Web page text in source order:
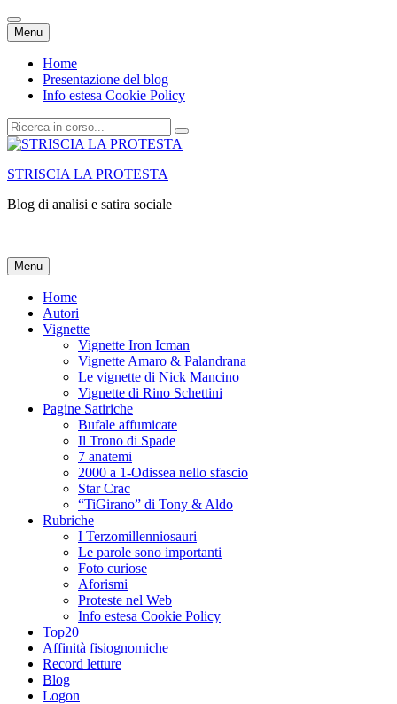
Menu Vai
al
contenuto
Home
Presentazione del blog
Info estesa Cookie Policy
Cerca:
STRISCIA LA PROTESTA
Blog di analisi e satira sociale
Menu Vai
al
contenuto
Home
Autori
Vignette
Vignette Iron Icman
Vignette Amaro & Palandrana
Le vignette di Nick Mancino
Vignette di Rino Schettini
Pagine Satiriche
Bufale affumicate
Il Trono di Spade
7 anatemi
2000 a 1-Odissea nello sfascio
Star Crac
“TiGirano” di Tony & Aldo
Rubriche
I Terzomillenniosauri
Le parole sono importanti
Foto curiose
Aforismi
Proteste nel Web
Info estesa Cookie Policy
Top20
Affinità fisiognomiche
Record letture
Blog
Logon